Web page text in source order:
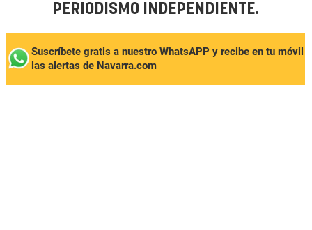
PERIODISMO INDEPENDIENTE.
Suscríbete gratis a nuestro WhatsAPP y recibe en tu móvil
las alertas de Navarra.com